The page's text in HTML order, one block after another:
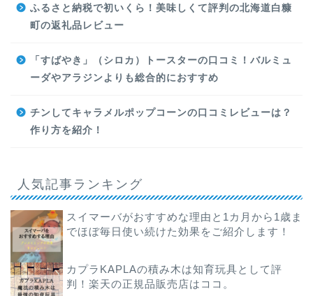
ふるさと納税で初いくら！美味しくて評判の北海道白糠
町の返礼品レビュー
「すばやき」（シロカ）トースターの口コミ！バルミュ
ーダやアラジンよりも総合的におすすめ
チンしてキャラメルポップコーンの口コミレビューは？
作り方を紹介！
人気記事ランキング
スイマーバがおすすめな理由と1カ月から1歳ま
でほぼ毎日使い続けた効果をご紹介します！
カプラKAPLAの積み木は知育玩具として評
判！楽天の正規品販売店はココ。